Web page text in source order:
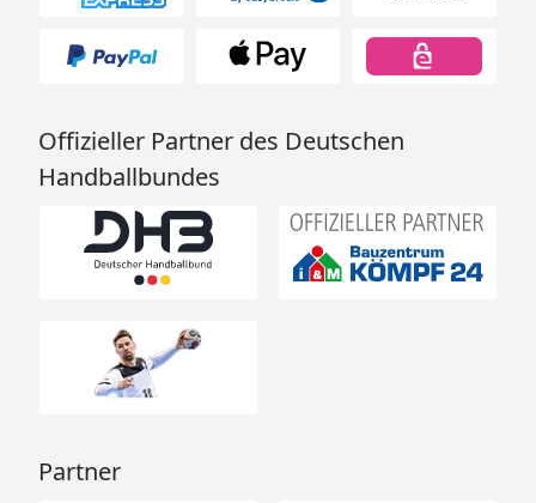
Offizieller Partner des Deutschen
Handballbundes
Partner